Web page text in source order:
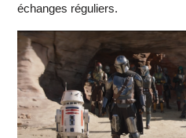
échanges réguliers.